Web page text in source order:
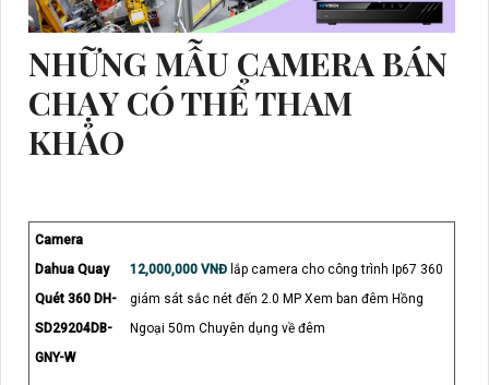
NHỮNG MẪU CAMERA BÁN
CHẠY CÓ THỂ THAM
KHẢO
Camera
Dahua Quay
Quét 360 DH-
SD29204DB-
GNY-W
12,000,000 VNĐ lắp camera cho công trình Ip67 360
giám sát sắc nét đến 2.0 MP Xem ban đêm Hồng
Ngoại 50m Chuyên dụng về đêm